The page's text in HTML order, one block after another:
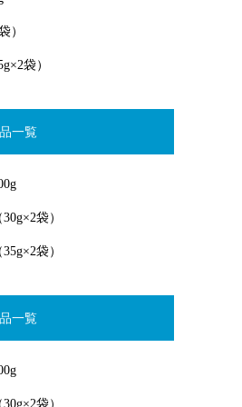
）
袋）
一覧
袋）
袋）
一覧
袋）